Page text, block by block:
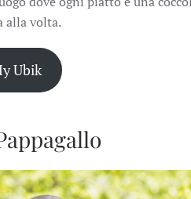
alla volta.
Ubik